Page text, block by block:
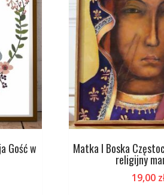
Gość w Matka I Boska
religijny
19,00